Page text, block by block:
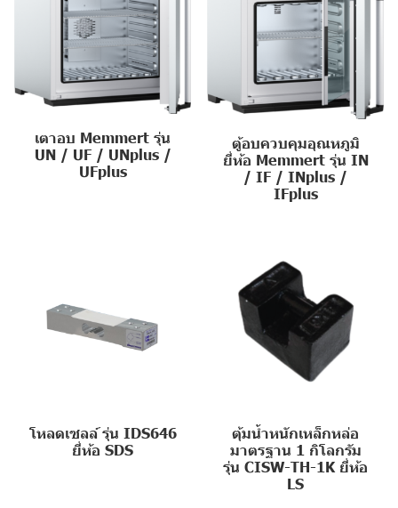
เตาอบ Memmert รุ่น
UN / UF / UNplus /
UFplus
ตู้อบควบคุมอุณหภูมิ
ยี่ห้อ Memmert รุ่น IN
/ IF / INplus /
IFplus
โหลดเซลล์ รุ่น IDS646
ยี่ห้อ SDS
ตุ้มน้ำหนักเหล็กหล่อ
มาตรฐาน 1 กิโลกรัม
รุ่น CISW-TH-1K ยี่ห้อ
LS